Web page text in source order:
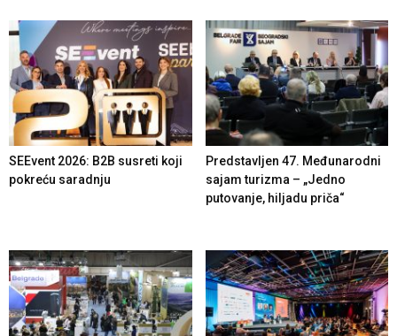
SEEvent 2026: B2B susreti koji
pokreću saradnju
Predstavljen 47. Međunarodni
sajam turizma – „Jedno
putovanje, hiljadu priča“